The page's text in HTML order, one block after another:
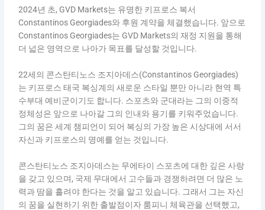
2024년 초, GVD Markets는 유명한 키프로스 복서
Constantinos Georgiades와 후원 계약을 체결했습니다. 앞으로
Constantinos Georgiades는 GVD Markets의 재정 지원을 통해
더 넓은 영역으로 나아가 목표를 달성할 것입니다.
22세의 콘스탄티노스 조지아데스(Constantinos Georgiades)
는 키프로스 태국 복싱계의 새로운 스타일 뿐만 아니라 현역 특
수부대 예비군이기도 합니다. 스포츠와 군대라는 그의 이중적
정체성은 앞으로 나아갈 그의 인내와 용기를 키워주었습니다.
그의 꿈은 세계 챔피언이 되어 복싱의 가장 높은 시상대에 서서
자신과 키프로스의 명예를 얻는 것입니다.
콘스탄티노스 조지아데스는 무에타이 스포츠에 대한 깊은 사랑
을 갖고 있으며, 국제 무대에서 고수들과 경쟁하려면 더 많은 노
력과 땀을 흘려야 한다는 것을 알고 있습니다. 그래서 그는 자신
의 꿈을 실현하기 위한 출발점이자 룸피니 체육관을 선택했고,